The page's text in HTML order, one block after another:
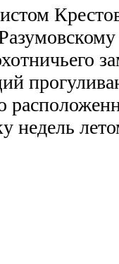
недель